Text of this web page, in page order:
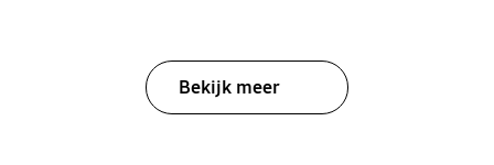
Bekijk meer